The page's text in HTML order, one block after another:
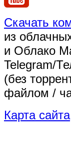
Скачать
из
и Облако
Telegram/
(без
файлом /
Карта сайта